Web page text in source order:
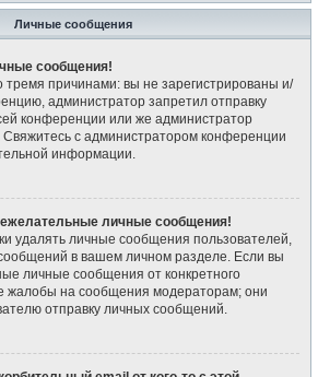
Личные сообщения
сообщения!
причинами: вы не зарегистрированы и/
администратор запретил отправку
конференции или же администратор
Свяжитесь с администратором конференции
информации.
личные сообщения!
удалять личные сообщения пользователей,
в вашем личном разделе. Если вы
личные сообщения от конкретного
жалобы на сообщения модераторам; они
отправку личных сообщений.